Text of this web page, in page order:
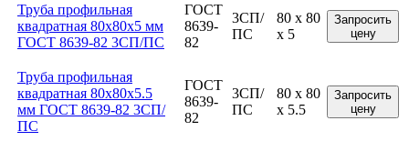
Труба профильная
квадратная 80x80x5 мм
ГОСТ 8639-82 3СП/ПС
ГОСТ
8639-
82
3СП/
ПС
80 x 80
x 5
Запросить
цену
Труба профильная
квадратная 80x80x5.5
мм ГОСТ 8639-82 3СП/
ПС
ГОСТ
8639-
82
3СП/
ПС
80 x 80
x 5.5
Запросить
цену